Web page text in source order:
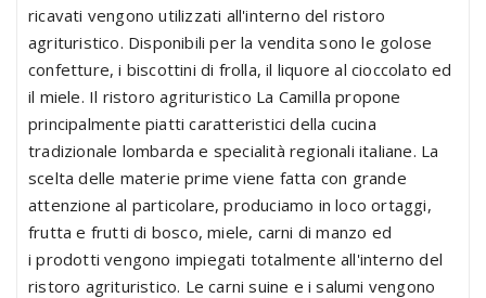
ricavati vengono utilizzati all'interno del ristoro
agrituristico. Disponibili per la vendita sono le golose
confetture, i biscottini di frolla, il liquore al cioccolato ed
il miele. Il ristoro agrituristico La Camilla propone
principalmente piatti caratteristici della cucina
tradizionale lombarda e specialità regionali italiane. La
scelta delle materie prime viene fatta con grande
attenzione al particolare, produciamo in loco ortaggi,
frutta e frutti di bosco, miele, carni di manzo ed
i prodotti vengono impiegati totalmente all'interno del
ristoro agrituristico. Le carni suine e i salumi vengono